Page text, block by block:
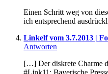
Einen Schritt weg von
ich entsprechend
Linkelf vom 3.7.2013 |
Antworten
[…] Der diskrete Charme
#Link11: Bayerische